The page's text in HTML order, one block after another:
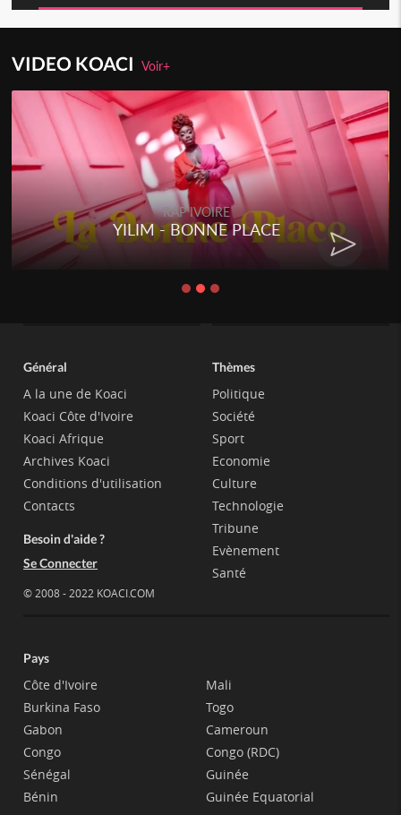
VIDEO KOACIVoir+
RAP IVOIRE
YILIM - BONNE PLACE
Général
A la une de Koaci
Koaci Côte d'Ivoire
Koaci Afrique
Archives Koaci
Conditions d'utilisation
Contacts
Besoin d'aide ?
Se Connecter
© 2008 - 2022 KOACI.COM
Thèmes
Politique
Société
Sport
Economie
Culture
Technologie
Tribune
Evènement
Santé
Pays
Côte d'Ivoire
Burkina Faso
Gabon
Congo
Sénégal
Bénin
Mali
Togo
Cameroun
Congo (RDC)
Guinée
Guinée Equatorial